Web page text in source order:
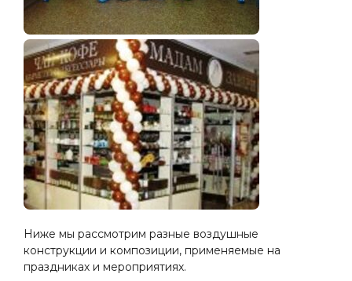
Ниже мы рассмотрим разные воздушные
конструкции и композиции, применяемые на
праздниках и мероприятиях.